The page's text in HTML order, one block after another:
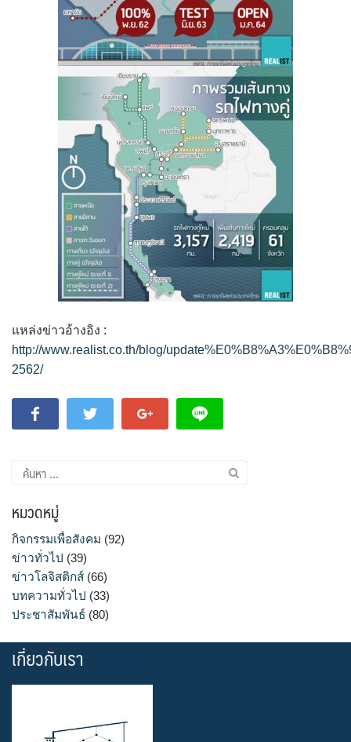
แหล่งข่าวอ้างอิง :
http://www.realist.co.th/blog/
2562/
ค้นหา
สำหรับ:
หมวดหมู่
กิจกรรมเพื่อสังคม (92)
ข่าวทั่วไป (39)
ข่าวโลจิสติกส์ (66)
บทความทั่วไป (33)
ประชาสัมพันธ์ (80)
เกี่ยวกับเรา